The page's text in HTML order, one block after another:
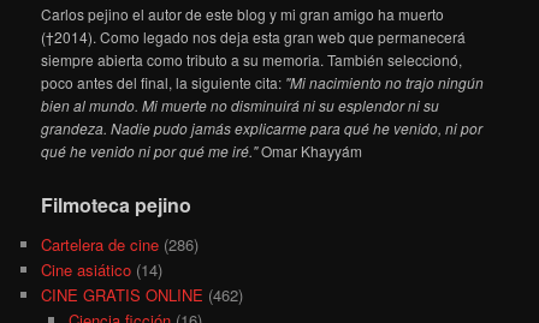
Carlos pejino el autor de este blog y mi gran amigo ha muerto
(†2014). Como legado nos deja esta gran web que permanecerá
siempre abierta como tributo a su memoria. También seleccionó,
poco antes del final, la siguiente cita: "Mi nacimiento no trajo ningún
bien al mundo. Mi muerte no disminuirá ni su esplendor ni su
grandeza. Nadie pudo jamás explicarme para qué he venido, ni por
qué he venido ni por qué me iré."Omar Khayyám
Filmoteca pejino
Cartelera de cine (286)
Cine asiático (14)
CINE GRATIS ONLINE (462)